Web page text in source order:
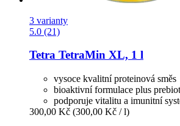
3 varianty
5.0 (21)
Tetra TetraMin XL, 1 l
vysoce kvalitní proteinová směs
bioaktivní formulace plus
podporuje vitalitu a imunitní
300,00 Kč (300,00 Kč / l)